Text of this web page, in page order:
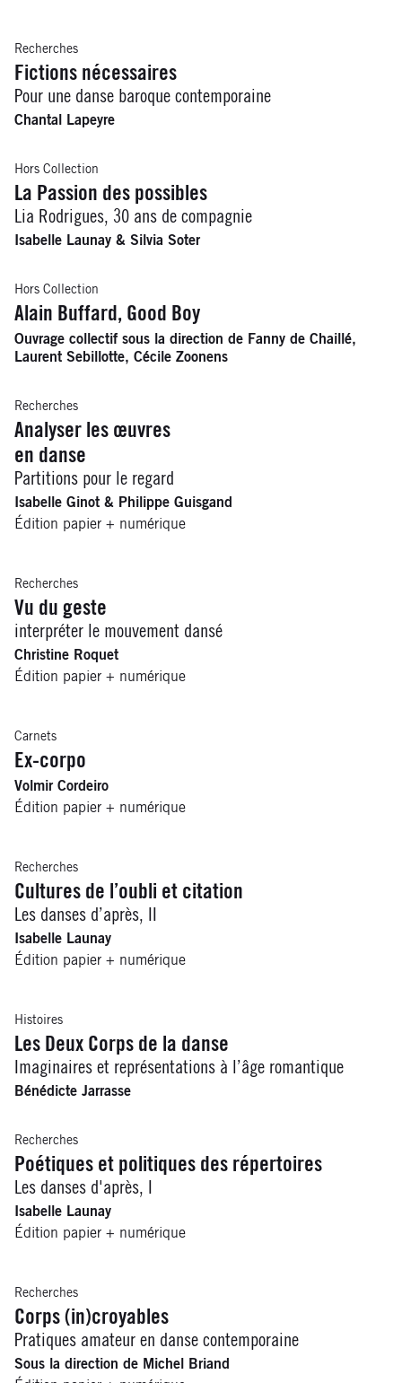
Recherches
Fictions nécessaires
Pour une danse baroque contemporaine
Chantal Lapeyre
Hors Collection
La Passion des possibles
Lia Rodrigues, 30 ans de compagnie
Isabelle Launay & Silvia Soter
Hors Collection
Alain Buffard, Good Boy
Ouvrage collectif sous la direction de Fanny de Chaillé,
Laurent Sebillotte, Cécile Zoonens
Recherches
Analyser les œuvres
en danse
Partitions pour le regard
Isabelle Ginot & Philippe Guisgand
Édition papier + numérique
Recherches
Vu du geste
interpréter le mouvement dansé
Christine Roquet
Édition papier + numérique
Carnets
Ex-corpo
Volmir Cordeiro
Édition papier + numérique
Recherches
Cultures de l’oubli et citation
Les danses d’après, II
Isabelle Launay
Édition papier + numérique
Histoires
Les Deux Corps de la danse
Imaginaires et représentations à l’âge romantique
Bénédicte Jarrasse
Recherches
Poétiques et politiques des répertoires
Les danses d'après, I
Isabelle Launay
Édition papier + numérique
Recherches
Corps (in)croyables
Pratiques amateur en danse contemporaine
Sous la direction de Michel Briand